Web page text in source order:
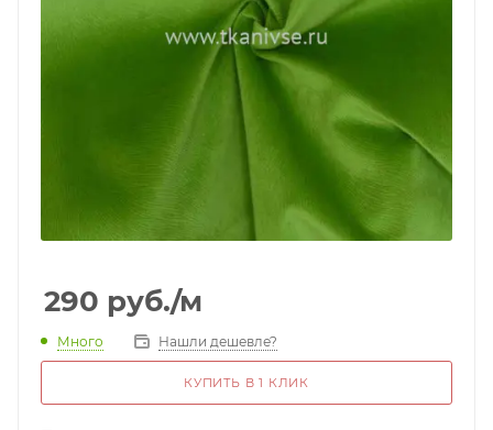
290 руб./м
Много Нашли дешевле?
КУПИТЬ В 1 КЛИК